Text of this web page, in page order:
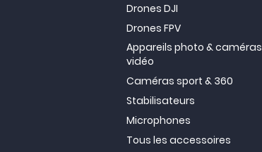
Drones DJI
Drones FPV
Appareils photo & caméras
vidéo
Caméras sport & 360
Stabilisateurs
Microphones
Tous les accessoires